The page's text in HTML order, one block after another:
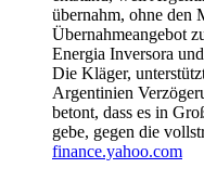
übernahm, ohne den
Übernahmeangebot
Energia Inversora
Die Kläger,
Argentinien
betont, dass es in
gebe, gegen die
finance.yahoo.com